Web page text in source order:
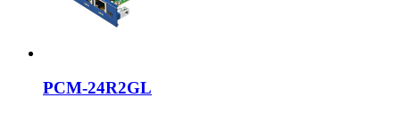
PCM-24R2GL